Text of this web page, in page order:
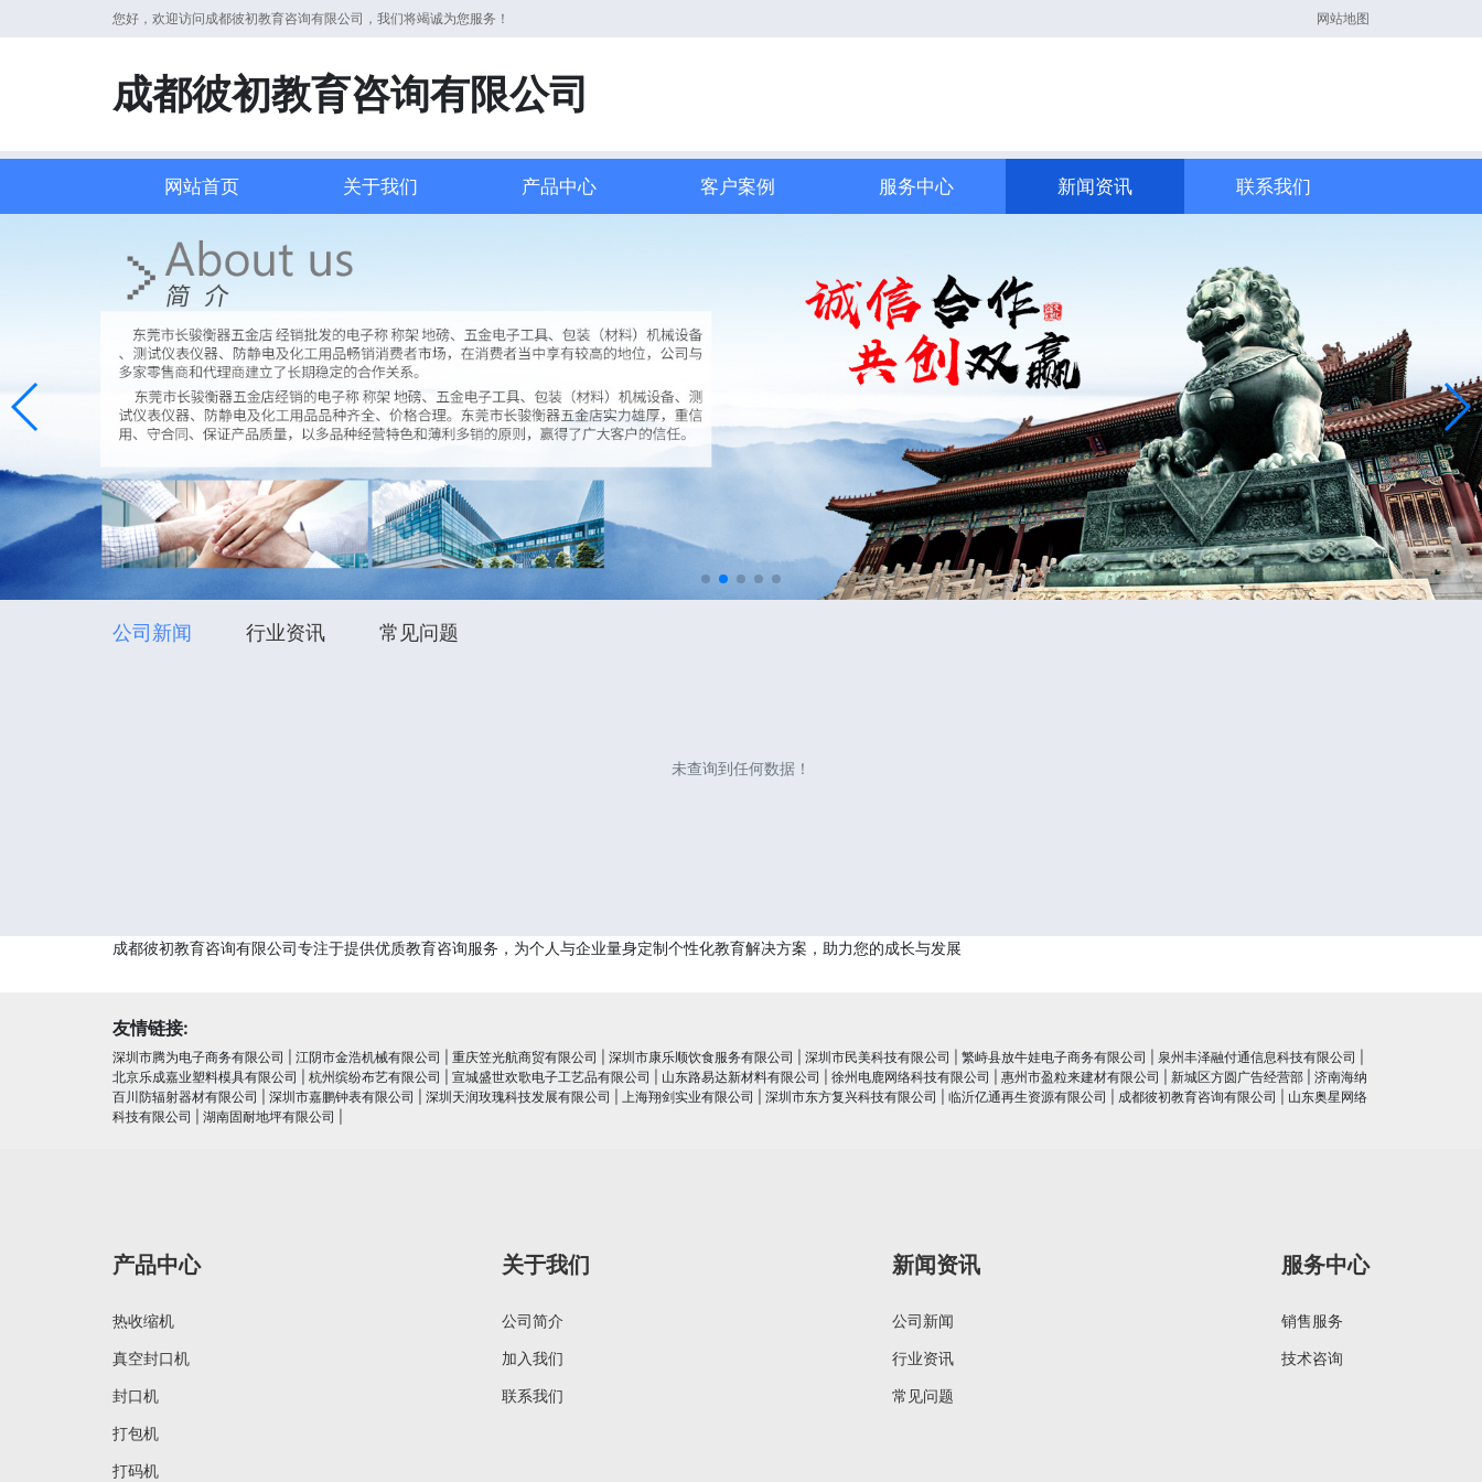
您好，欢迎访问成都彼初教育咨询有限公司，我们将竭诚为您服务！ 网站地图
成都彼初教育咨询有限公司
网站首页 关于我们 产品中心 客户案例 服务中心 新闻资讯 联系我们
公司新闻 行业资讯 常见问题
未查询到任何数据！
成都彼初教育咨询有限公司专注于提供优质教育咨询服务，为个人与企业量身定制个性化教育解决方案，助力您的成长与发展
友情链接:
深圳市腾为电子商务有限公司 江阴市金浩机械有限公司 重庆笠光航商贸有限公司 深圳市康乐顺饮食服务有限公司 深圳市民美科技有限公司 繁峙县放牛娃电子商务有限公司 泉州丰泽融付通信息科技有限公司
北京乐成嘉业塑料模具有限公司
杭州缤纷布艺有限公司 宣城盛世欢歌电子工艺品有限公司 山东路易达新材料有限公司 徐州电鹿网络科技有限公司 惠州市盈粒来建材有限公司 新城区方圆广告经营部
济南海纳
百川防辐射器材有限公司
深圳市嘉鹏钟表有限公司 深圳天润玫瑰科技发展有限公司 上海翔剑实业有限公司 深圳市东方复兴科技有限公司 临沂亿通再生资源有限公司 成都彼初教育咨询有限公司
山东奥星网络
科技有限公司
湖南固耐地坪有限公司
产品中心
热收缩机
真空封口机
封口机
打包机
打码机
关于我们
公司简介
加入我们
联系我们
新闻资讯
公司新闻
行业资讯
常见问题
服务中心
销售服务
技术咨询